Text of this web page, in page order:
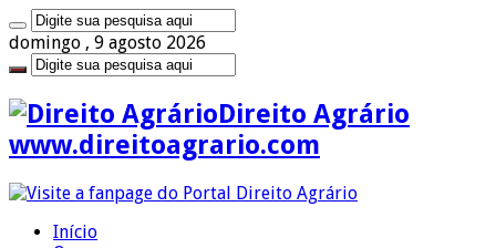
domingo , 9 agosto 2026
Direito Agrário
www.direitoagrario.com
Início